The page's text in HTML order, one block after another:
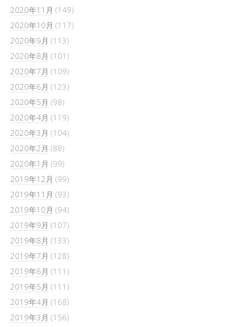
2020年11月 (149)
2020年10月 (117)
2020年9月 (113)
2020年8月 (101)
2020年7月 (109)
2020年6月 (123)
2020年5月 (98)
2020年4月 (119)
2020年3月 (104)
2020年2月 (88)
2020年1月 (99)
2019年12月 (99)
2019年11月 (93)
2019年10月 (94)
2019年9月 (107)
2019年8月 (133)
2019年7月 (128)
2019年6月 (111)
2019年5月 (111)
2019年4月 (168)
2019年3月 (156)